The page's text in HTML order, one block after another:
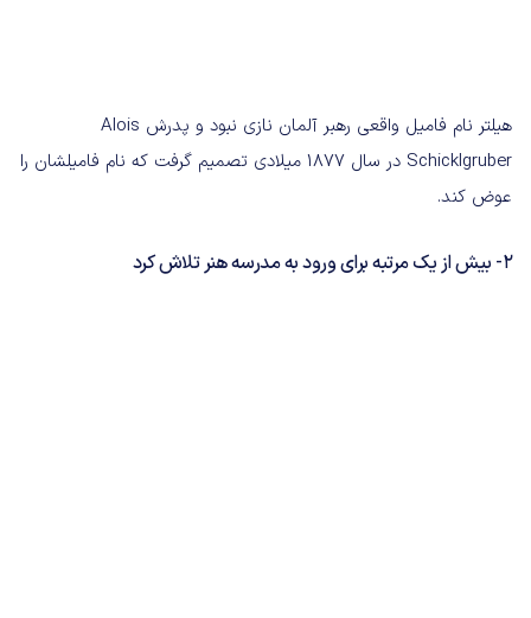
هیلتر نام فامیل واقعی رهبر آلمان نازی نبود و پدرش Alois
Schicklgruber در سال 1877 میلادی تصمیم گرفت که نام فامیلشان را
عوض کند.
2- بیش از یک مرتبه برای ورود به مدرسه هنر تلاش کرد